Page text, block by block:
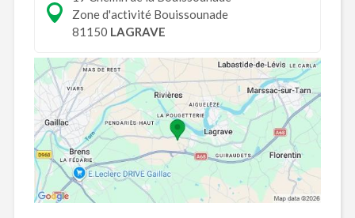
Zone d'activité Bouissounade
81150 LAGRAVE